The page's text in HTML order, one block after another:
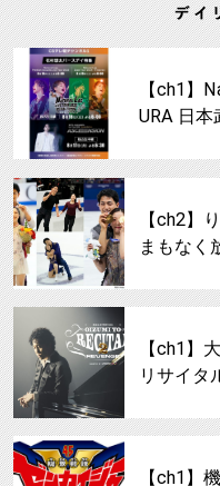
【ch1】
URA 日本
サムネイル
【ch2】
まもなく
【ch1】
リサイタ
サムネイル
【ch1】